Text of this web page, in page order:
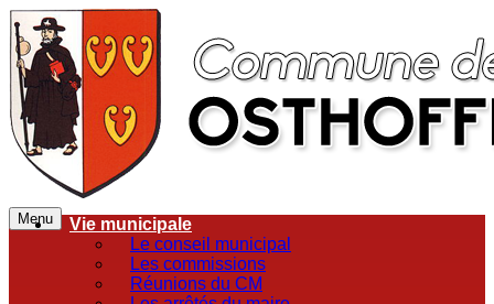
Menu
Vie municipale
Le conseil municipal
Les commissions
Réunions du CM